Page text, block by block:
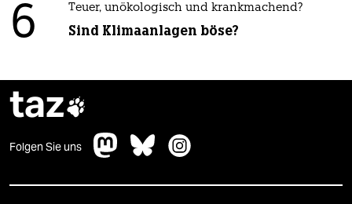
6 Teuer, unökologisch und krankmachend?
Sind Klimaanlagen böse?
taz
Folgen Sie uns